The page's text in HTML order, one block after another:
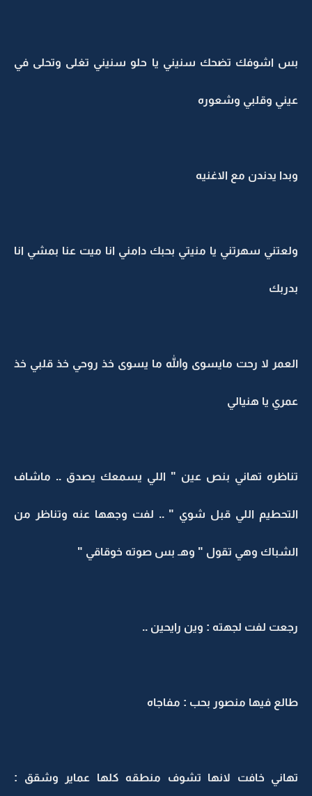
بس اشوفك تضحك سنيني يا حلو سنيني تغلى وتحلى في
عيني وقلبي وشعوره
وبدا يدندن مع الاغنيه
ولعتني سهرتني يا منيتي بحبك دامني انا ميت عنا بمشي انا
بدربك
العمر لا رحت مايسوى والله ما يسوى خذ روحي خذ قلبي خذ
عمري يا هنيالي
تناظره تهاني بنص عين " اللي يسمعك يصدق .. ماشاف
التحطيم اللي قبل شوي " .. لفت وجهها عنه وتناظر من
الشباك وهي تقول " وهـ بس صوته خوقاقي "
رجعت لفت لجهته : وين رايحين ..
طالع فيها منصور بحب : مفاجاه
تهاني خافت لانها تشوف منطقه كلها عماير وشقق :